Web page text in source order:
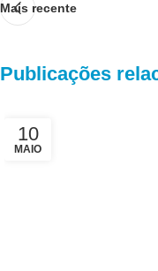
Mais recente
Publicações
10
MAIO